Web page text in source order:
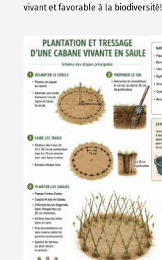
vivant et favorable à la biodiversité!